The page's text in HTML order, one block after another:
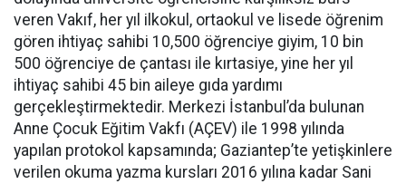
veren Vakıf, her yıl ilkokul, ortaokul ve lisede öğrenim
gören ihtiyaç sahibi 10,500 öğrenciye giyim, 10 bin
500 öğrenciye de çantası ile kırtasiye, yine her yıl
ihtiyaç sahibi 45 bin aileye gıda yardımı
gerçekleştirmektedir. Merkezi İstanbul’da bulunan
Anne Çocuk Eğitim Vakfı (AÇEV) ile 1998 yılında
yapılan protokol kapsamında; Gaziantep’te yetişkinlere
verilen okuma yazma kursları 2016 yılına kadar Sani